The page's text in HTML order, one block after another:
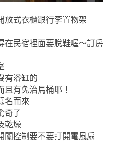
放式衣櫃跟行李置物架
在民宿裡面要脫鞋喔～訂房
有浴缸的
有免治馬桶耶！
名而來
奇了
乾燥
關控制要不要打開電風扇